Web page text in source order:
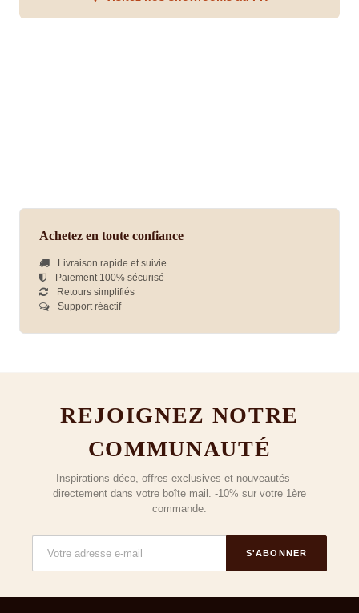
Achetez en toute confiance
Livraison rapide et suivie
Paiement 100% sécurisé
Retours simplifiés
Support réactif
REJOIGNEZ NOTRE
COMMUNAUTÉ
Inspirations déco, offres exclusives et nouveautés —
directement dans votre boîte mail. -10% sur votre 1ère
commande.
S'ABONNER